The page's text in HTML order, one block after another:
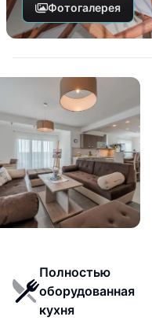
Фотогалерея
Полностью
оборудованная
кухня